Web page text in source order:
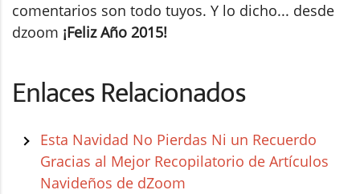
comentarios son todo tuyos. Y lo dicho... desde
dzoom ¡Feliz Año 2015!
Enlaces Relacionados
Esta Navidad No Pierdas Ni un Recuerdo
Gracias al Mejor Recopilatorio de Artículos
Navideños de dZoom